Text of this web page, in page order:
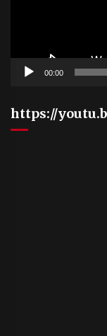
00:00
https://